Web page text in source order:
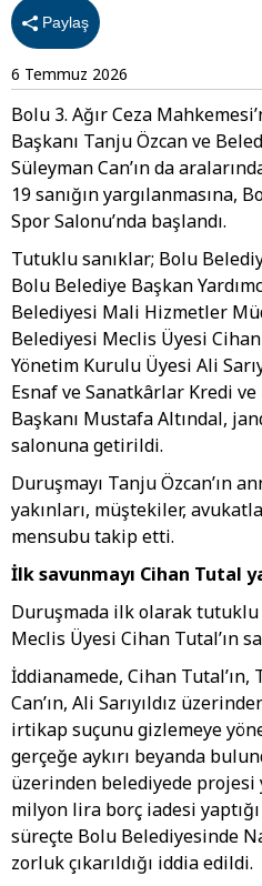
Paylaş
6 Temmuz 2026
Bolu 3. Ağır Ceza
Başkanı Tanju Özcan ve
Süleyman Can’ın da
19 sanığın yargılanmasına,
Spor Salonu’nda başlandı.
Tutuklu sanıklar; Bolu
Bolu Belediye Başkan
Belediyesi Mali Hizmetler
Belediyesi Meclis Üyesi Cihan
Yönetim Kurulu Üyesi Ali
Esnaf ve Sanatkârlar Kredi
Başkanı Mustafa Altındal,
salonuna getirildi.
Duruşmayı Tanju Özcan’ın
yakınları, müştekiler,
mensubu takip etti.
İlk savunmayı Cihan Tutal
Duruşmada ilk olarak tutuklu
Meclis Üyesi Cihan Tutal’ın
İddianamede, Cihan Tutal’ın,
Can’ın, Ali Sarıyıldız
irtikap suçunu gizlemeye
gerçeğe aykırı beyanda
üzerinden belediyede projesi
milyon lira borç iadesi
süreçte Bolu Belediyesinde
zorluk çıkarıldığı iddia edildi.